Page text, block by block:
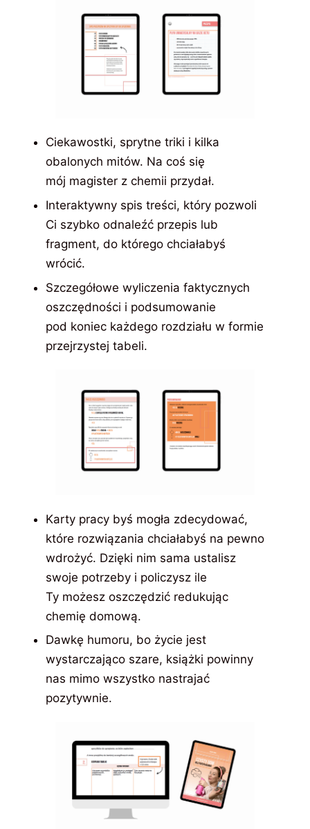
Ciekawostki, sprytne triki i kilka
obalonych mitów. Na coś się
mój magister z chemii przydał.
Interaktywny spis treści, który pozwoli
Ci szybko odnaleźć przepis lub
fragment, do którego chciałabyś
wrócić.
Szczegółowe wyliczenia faktycznych
oszczędności i podsumowanie
pod koniec każdego rozdziału w formie
przejrzystej tabeli.
Karty pracy byś mogła zdecydować,
które rozwiązania chciałabyś na pewno
wdrożyć. Dzięki nim sama ustalisz
swoje potrzeby i policzysz ile
Ty możesz oszczędzić redukując
chemię domową.
Dawkę humoru, bo życie jest
wystarczająco szare, książki powinny
nas mimo wszystko nastrajać
pozytywnie.